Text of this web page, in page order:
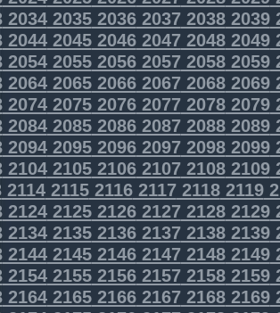
203420352036203720382039
204420452046204720482049
205420552056205720582059
206420652066206720682069
207420752076207720782079
208420852086208720882089
209420952096209720982099
210421052106210721082109
211421152116211721182119
212421252126212721282129
213421352136213721382139
214421452146214721482149
215421552156215721582159
216421652166216721682169